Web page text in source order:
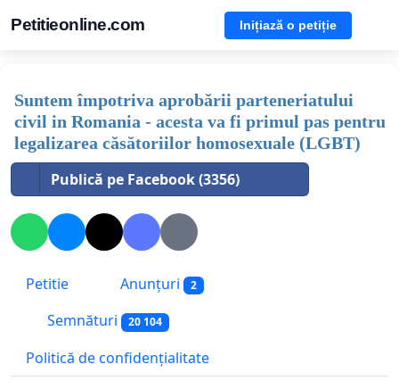
Petitieonline.com Inițiază o petiție
Suntem împotriva aprobării parteneriatului
civil in Romania - acesta va fi primul pas pentru
legalizarea căsătoriilor homosexuale (LGBT)
Publică pe Facebook (3356)
Petitie Anunțuri 2
Semnături 20 104
Politică de confidențialitate